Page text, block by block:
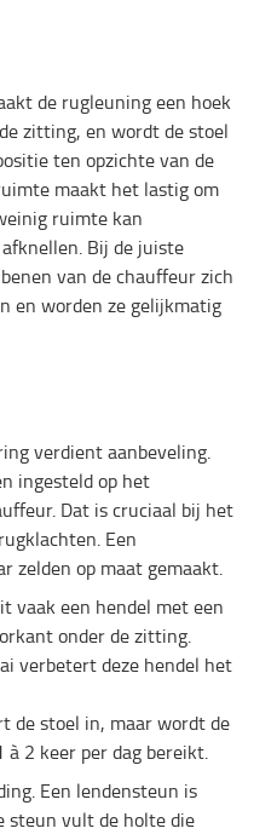
de rugleuning een hoek
zitting, en wordt de stoel
ten opzichte van de
maakt het lastig om
ruimte kan
Bij de juiste
van de chauffeur zich
en worden ze gelijkmatig
verdient aanbeveling.
ingesteld op het
Dat is cruciaal bij het
Een
zelden op maat gemaakt.
vaak een hendel met een
onder de zitting.
verbetert deze hendel het
de stoel in, maar wordt de
2 keer per dag bereikt.
Een lendensteun is
steun vult de holte die